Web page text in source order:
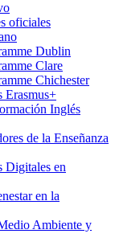
oficiales
Dublin
Clare
Chichester
Erasmus+
Inglés
de la Enseñanza
Digitales en
en la
Ambiente y